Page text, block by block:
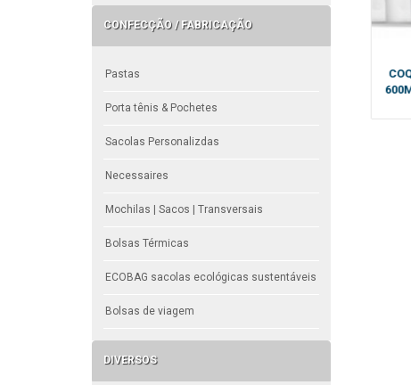
CONFECÇÃO / FABRICAÇÃO
Pastas
Porta tênis & Pochetes
Sacolas Personalizdas
Necessaires
Mochilas | Sacos | Transversais
Bolsas Térmicas
ECOBAG sacolas ecológicas sustentáveis
Bolsas de viagem
DIVERSOS
ECOLÓGICO GREEN 750 ML